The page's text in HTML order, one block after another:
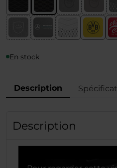
En stock
Description
Description